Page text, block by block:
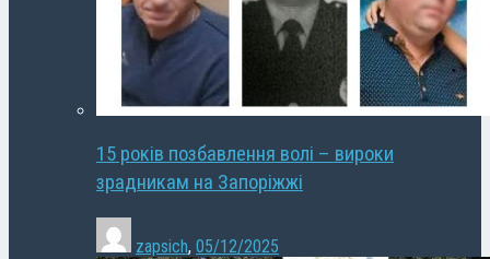
15 років позбавлення волі – вироки
зрадникам на Запоріжжі
zapsich, 05/12/2025